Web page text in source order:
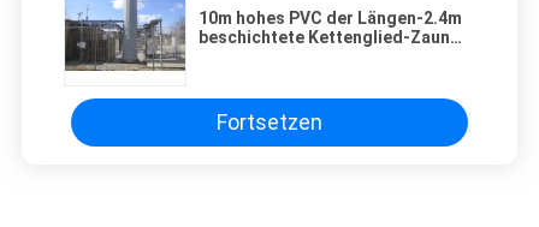
10m hohes PVC der Längen-2.4m
beschichtete Kettenglied-Zaun
Fortsetzen